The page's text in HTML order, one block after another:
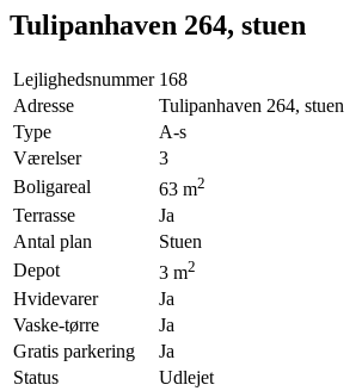
Tulipanhaven 264, stuen
Lejlighedsnummer 168
Adresse
Tulipanhaven 264, stuen
Type
A-s
Værelser
3
Boligareal
63 m2
Terrasse
Ja
Antal plan
Stuen
Depot
3 m2
Hvidevarer
Ja
Vaske-tørre
Ja
Gratis parkering
Ja
Status
Udlejet